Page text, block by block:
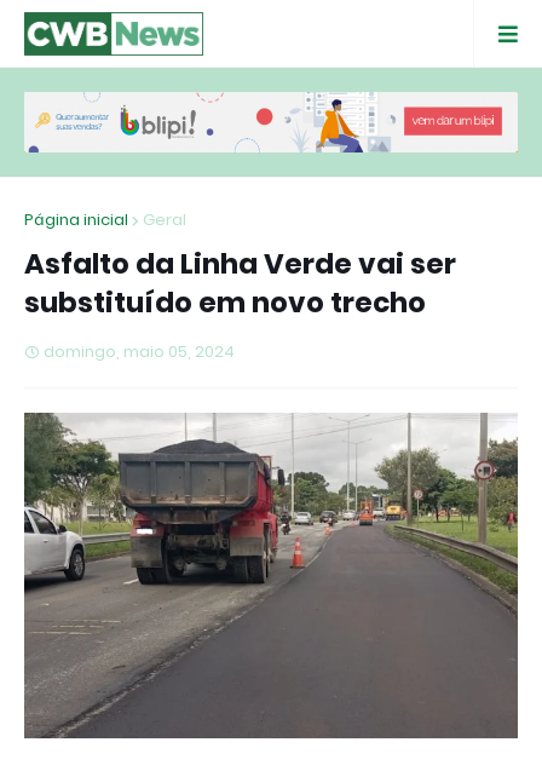
Página inicial Geral
Asfalto da Linha Verde vai ser
substituído em novo trecho
domingo, maio 05, 2024